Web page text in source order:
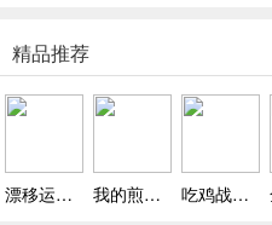
精品推荐
漂移运动游戏下载 v1.0，用冠军奖励打造你的专属座驾 我的煎饼店游戏下载 v1.0，趣味经营与制作煎饼的休闲体验 吃鸡战争射击v1.0.83 安卓版，利用掩体战术与武器解锁快速成长